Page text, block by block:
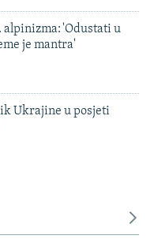
alpinizma: 'Odustati u
je mantra'
Ukrajine u posjeti